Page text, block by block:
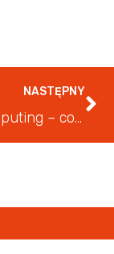
NASTĘPNY
Edge Computing – co warto wiedzieć?